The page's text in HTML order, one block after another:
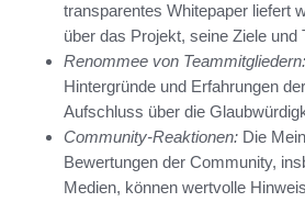
transparentes Whitepaper liefert
über das Projekt, seine Ziele und
Renommee von Teammitgliedern:
Hintergründe und Erfahrungen
Aufschluss über die
Community-Reaktionen: Die
Bewertungen der Community,
Medien, können wertvolle